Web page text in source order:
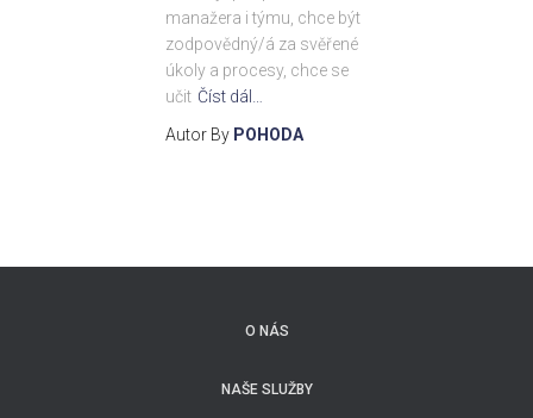
manažera i týmu, chce být
zodpovědný/á za svěřené
úkoly a procesy, chce se
učit Číst dál…
Autor By POHODA
O NÁS
NAŠE SLUŽBY